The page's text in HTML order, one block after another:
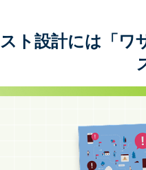
ト設計には「ワ